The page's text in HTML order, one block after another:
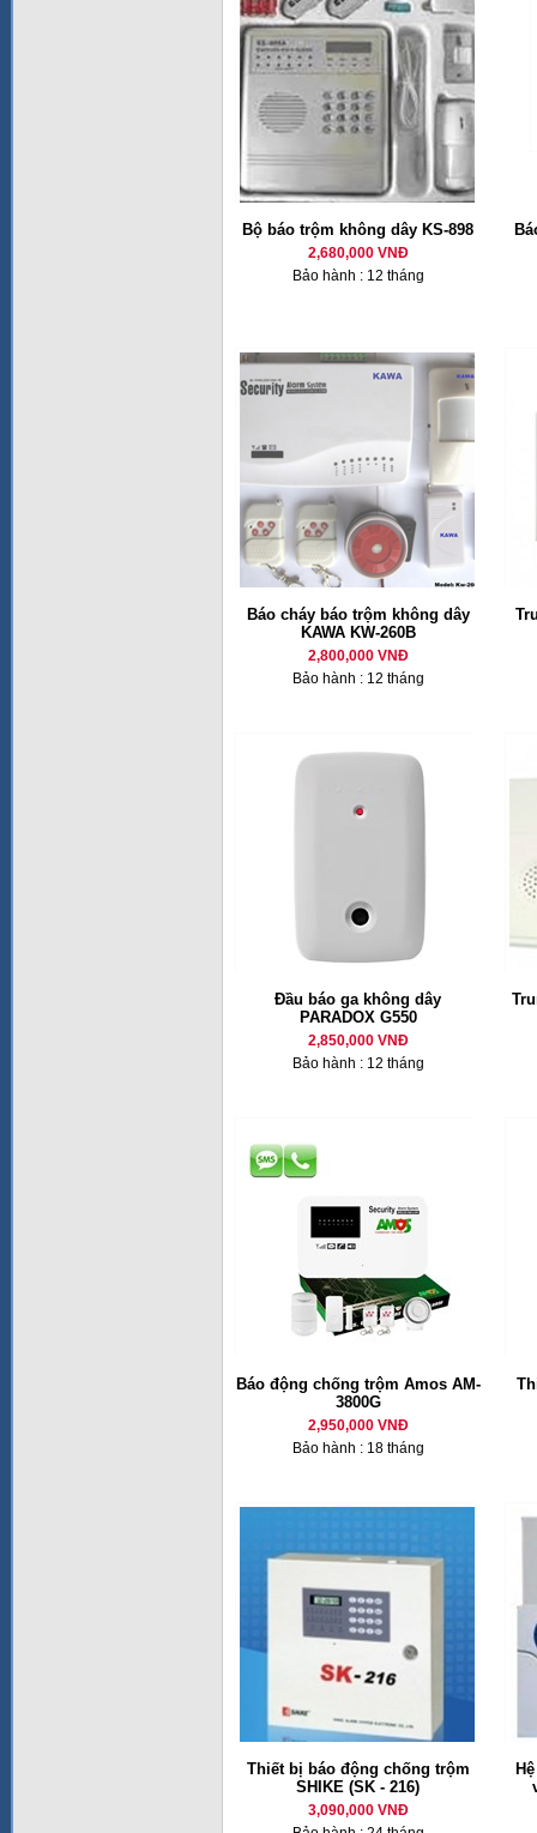
Bộ báo trộm không dây KS-898
2,680,000 VNĐ
Bảo hành : 12 tháng
Báo cháy báo trộm không dây
KAWA KW-260B
2,800,000 VNĐ
Bảo hành : 12 tháng
Đầu báo ga không dây
PARADOX G550
2,850,000 VNĐ
Bảo hành : 12 tháng
Báo động chống trộm Amos AM-
3800G
2,950,000 VNĐ
Bảo hành : 18 tháng
Thiết bị báo động chống trộm
SHIKE (SK - 216)
3,090,000 VNĐ